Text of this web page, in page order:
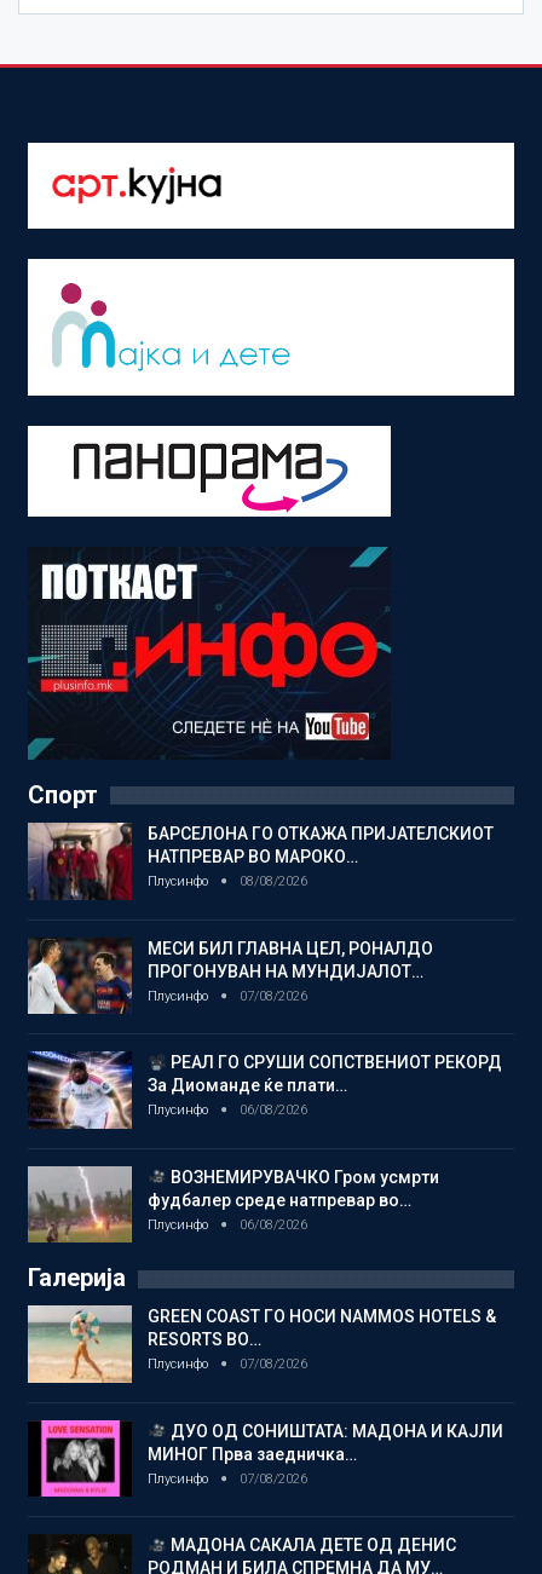
Спорт
БАРСЕЛОНА ГО ОТКАЖА ПРИЈАТЕЛСКИОТ
НАТПРЕВАР ВО МАРОКО…
Плусинфо 08/08/2026
МЕСИ БИЛ ГЛАВНА ЦЕЛ, РОНАЛДО
ПРОГОНУВАН НА МУНДИЈАЛОТ…
Плусинфо 07/08/2026
РЕАЛ ГО СРУШИ СОПСТВЕНИОТ РЕКОРД
За Диоманде ќе плати…
Плусинфо 06/08/2026
ВОЗНЕМИРУВАЧКО Гром усмрти
фудбалер среде натпревар во…
Плусинфо 06/08/2026
Галерија
GREEN COAST ГО НОСИ NAMMOS HOTELS &
RESORTS ВО…
Плусинфо 07/08/2026
ДУО ОД СОНИШТАТА: МАДОНА И КАЈЛИ
МИНОГ Прва заедничка…
Плусинфо 07/08/2026
МАДОНА САКАЛА ДЕТЕ ОД ДЕНИС
РОДМАН И БИЛА СПРЕМНА ДА МУ…